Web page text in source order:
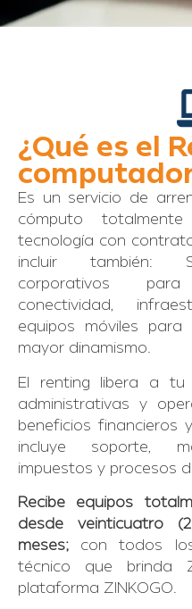
¿Qué es el
Es un servicio de
cómputo
tecnología con
incluir también:
corporativos
conectividad,
equipos móviles
mayor dinamismo.
El renting libera a tu
administrativas y
beneficios
incluye soporte,
impuestos y procesos
Recibe equipos
desde veinticuatro
meses; con todos
técnico que brinda
plataforma ZINKOGO.